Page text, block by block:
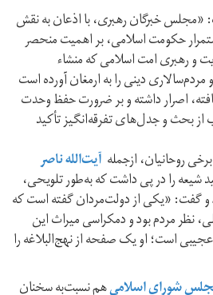
«مجلس خبرگان رهبری، با اذعان به نقش
حکومت اسلامی، بر اهمیت منحصر
و رهبری امت اسلامی که منشاء
دینی را به ارمغان آورده است
اصرار داشته و بر ضرورت حفظ وحدت
از بحث و جدل‌های تفرقه‌انگیز تأکید
روحانیان، ازجمله آیت‌الله ناصر
شیعه را در پی داشت که به‌طور تلویحی،
و گفت: «یکی از دولت‌مردان گفته است که
نظر مردم بود و دمکراسی میراث این
است؛ او یک صفحه از نهج‌البلاغه را